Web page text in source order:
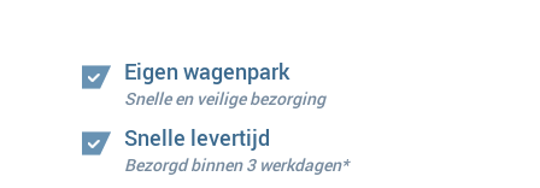
Eigen wagenpark
Snelle en veilige bezorging
Snelle levertijd
Bezorgd binnen 3 werkdagen*